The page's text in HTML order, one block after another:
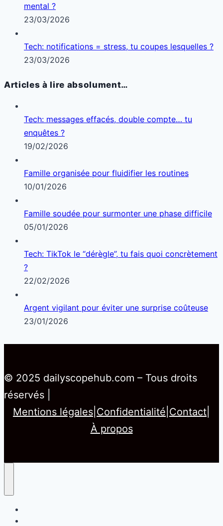
mental ?
23/03/2026
Tech: notifications = stress, tu coupes lesquelles ?
23/03/2026
Articles à lire absolument…
Tech: messages effacés, double compte… tu
enquêtes ?
19/02/2026
Famille organisée pour fluidifier les routines
10/01/2026
Famille soudée pour surmonter une phase difficile
05/01/2026
Tech: TikTok le “dérègle”, tu fais quoi concrètement
?
22/02/2026
Argent vigilant pour éviter une surprise coûteuse
23/01/2026
© 2025 dailyscopehub.com – Tous droits
réservés |
Mentions légales Confidentialité Contact
À propos